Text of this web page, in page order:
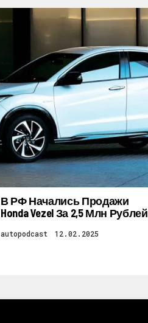
В РФ Начались Продажи
Honda Vezel За 2,5 Млн Рублей
autopodcast 12.02.2025